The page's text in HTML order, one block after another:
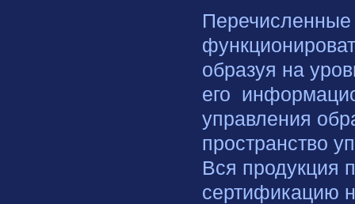
Перечисленные
образуя на
его
управления
пространство
Вся продукция
сертификацию